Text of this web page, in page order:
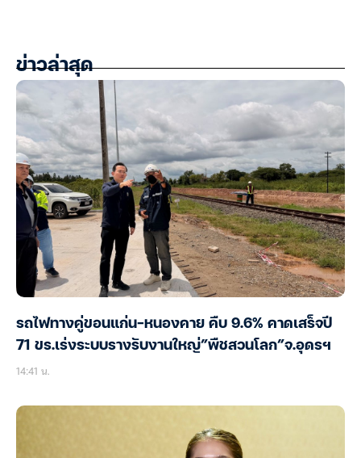
ข่าวล่าสุด
รถไฟทางคู่ขอนแก่น-หนองคาย คืบ 9.6% คาดเสร็จปี
71 ขร.เร่งระบบรางรับงานใหญ่”พืชสวนโลก”จ.อุดรฯ
14:41 น.